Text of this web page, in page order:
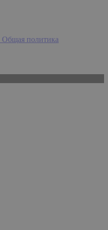
Общая политика